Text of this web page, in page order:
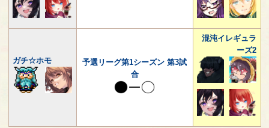
ガチ☆ホモ
予選リーグ第1シーズン 第3試
合
混沌イレギュラ
ーズ2